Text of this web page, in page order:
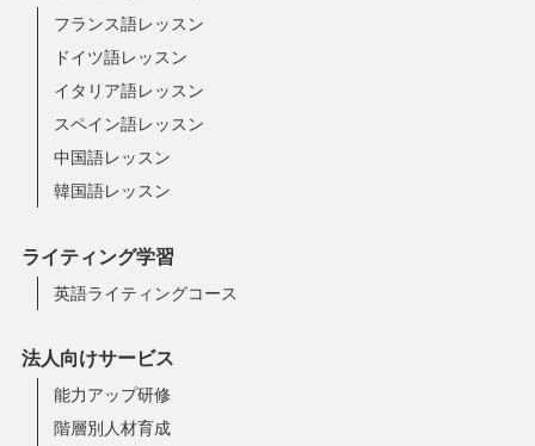
フランス語レッスン
ドイツ語レッスン
イタリア語レッスン
スペイン語レッスン
中国語レッスン
韓国語レッスン
ライティング学習
英語ライティングコース
法人向けサービス
能力アップ研修
階層別人材育成